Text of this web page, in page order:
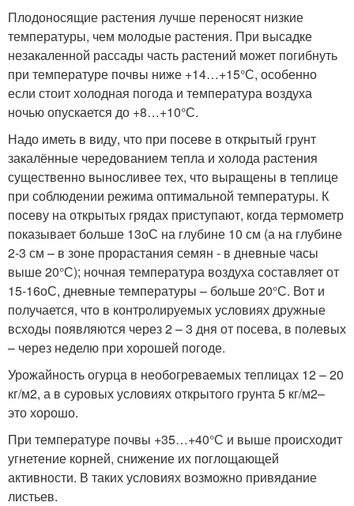
Плодоносящие растения лучше переносят низкие
температуры, чем молодые растения. При высадке
незакаленной рассады часть растений может погибнуть
при температуре почвы ниже +14…+15°С, особенно
если стоит холодная погода и температура воздуха
ночью опускается до +8…+10°С.
Надо иметь в виду, что при посеве в открытый грунт
закалённые чередованием тепла и холода растения
существенно выносливее тех, что выращены в теплице
при соблюдении режима оптимальной температуры. К
посеву на открытых грядах приступают, когда термометр
показывает больше 13оС на глубине 10 см (а на глубине
2-3 см – в зоне прорастания семян - в дневные часы
выше 20°С); ночная температура воздуха составляет от
15-16оС, дневные температуры – больше 20°С. Вот и
получается, что в контролируемых условиях дружные
всходы появляются через 2 – 3 дня от посева, в полевых
– через неделю при хорошей погоде.
Урожайность огурца в необогреваемых теплицах 12 – 20
кг/м2, а в суровых условиях открытого грунта 5 кг/м2–
это хорошо.
При температуре почвы +35…+40°С и выше происходит
угнетение корней, снижение их поглощающей
активности. В таких условиях возможно привядание
листьев.